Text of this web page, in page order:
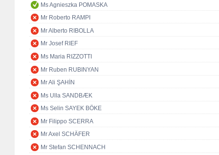
Ms Agnieszka POMASKA
Mr Roberto RAMPI
Mr Alberto RIBOLLA
Mr Josef RIEF
Ms Maria RIZZOTTI
Mr Ruben RUBINYAN
Mr Ali ŞAHİN
Ms Ulla SANDBÆK
Ms Selin SAYEK BÖKE
Mr Filippo SCERRA
Mr Axel SCHÄFER
Mr Stefan SCHENNACH